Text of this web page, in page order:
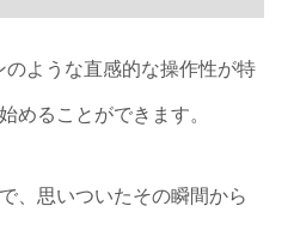
ような直感的な操作性が特
めることができます。
、思いついたその瞬間から